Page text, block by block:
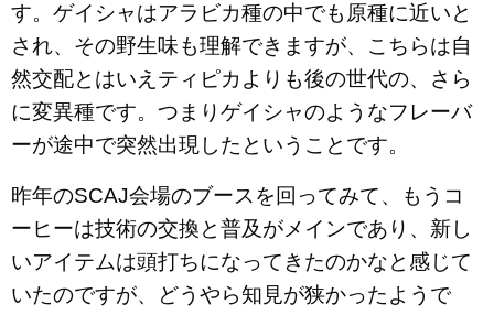
す。ゲイシャはアラビカ種の中でも原種に近いと
され、その野生味も理解できますが、こちらは自
然交配とはいえティピカよりも後の世代の、さら
に変異種です。つまりゲイシャのようなフレーバ
ーが途中で突然出現したということです。
昨年のSCAJ会場のブースを回ってみて、もうコ
ーヒーは技術の交換と普及がメインであり、新し
いアイテムは頭打ちになってきたのかなと感じて
いたのですが、どうやら知見が狭かったようで